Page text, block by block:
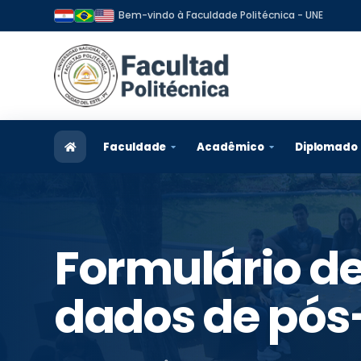
Bem-vindo à Faculdade Politécnica - UNE
Faculdade
Organização
Autoridades e Gestores
Plano estratégico
Acadêmico
Carreiras
Professores
Alunos
Graduados
Diplomado
Bolsas
Formulário
dados de